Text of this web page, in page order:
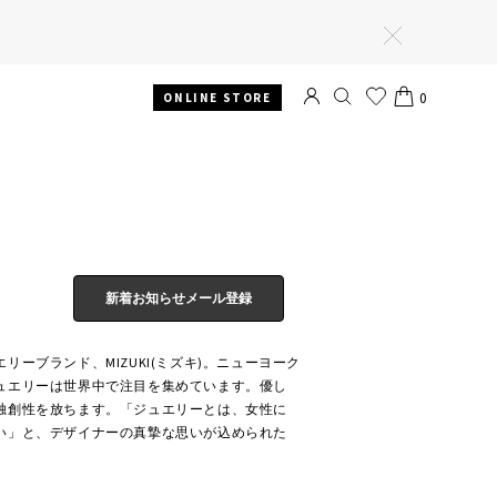
る
ONLINE STORE 0
新着お知らせメール登録
ーブランド、MIZUKI(ミズキ)。ニューヨーク
リーは世界中で注目を集めています。優し
性を放ちます。「ジュエリーとは、女性に
と、デザイナーの真摯な思いが込められた